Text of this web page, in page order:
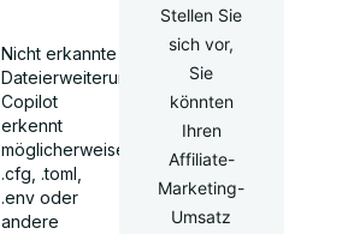
Nicht erkannte
Dateierweiterungen:
Copilot
erkennt
möglicherweise
.cfg, .toml,
.env oder
andere
Stellen Sie
sich vor,
Sie
könnten
Ihren
Affiliate-
Marketing-
Umsatz